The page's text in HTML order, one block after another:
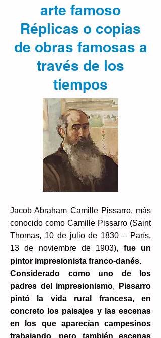
arte famoso
Réplicas o copias
de obras famosas a
través de los
tiempos
Jacob Abraham Camille Pissarro, más
conocido como Camille Pissarro (Saint
Thomas, 10 de julio de 1830 – París,
13 de noviembre de 1903), fue un
pintor impresionista franco-danés.
Considerado como uno de los
padres del impresionismo,
Pissarro
pintó la vida rural francesa, en
concreto los paisajes y las escenas
en los que aparecían campesinos
trabajando, pero también escenas